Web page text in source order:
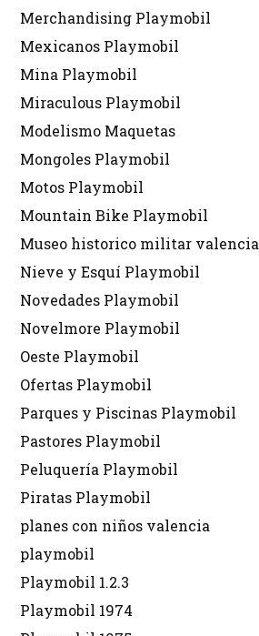
Merchandising Playmobil
Mexicanos Playmobil
Mina Playmobil
Miraculous Playmobil
Modelismo Maquetas
Mongoles Playmobil
Motos Playmobil
Mountain Bike Playmobil
Museo historico militar valencia
Nieve y Esquí Playmobil
Novedades Playmobil
Novelmore Playmobil
Oeste Playmobil
Ofertas Playmobil
Parques y Piscinas Playmobil
Pastores Playmobil
Peluquería Playmobil
Piratas Playmobil
planes con niños valencia
playmobil
Playmobil 1.2.3
Playmobil 1974